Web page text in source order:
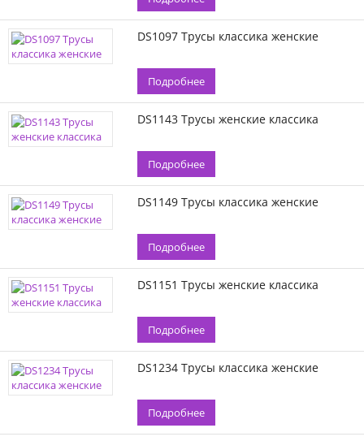
DS1097 Трусы классика женские
Подробнее
DS1143 Трусы женские классика
Подробнее
DS1149 Трусы классика женские
Подробнее
DS1151 Трусы женские классика
Подробнее
DS1234 Трусы классика женские
Подробнее